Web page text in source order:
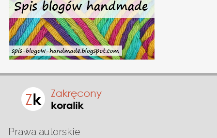
Prawa autorskie